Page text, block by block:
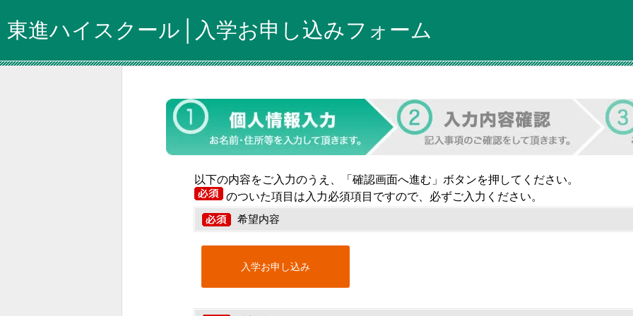
東進ハイスクール│入学お申し込みフォーム
以下の内容をご入力のうえ、「確認画面へ進む」ボタンを押してください。
のついた項目は入力必須項目ですので、必ずご入力ください。
希望内容
入学お申し込み